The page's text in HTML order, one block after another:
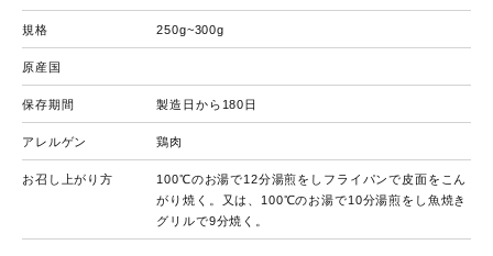
規格 250g~300g
原産国
保存期間 製造日から180日
アレルゲン 鶏肉
お召し上がり方
100℃のお湯で12分湯煎をしフライパンで皮面をこん
がり焼く。又は、100℃のお湯で10分湯煎をし魚焼き
グリルで9分焼く。